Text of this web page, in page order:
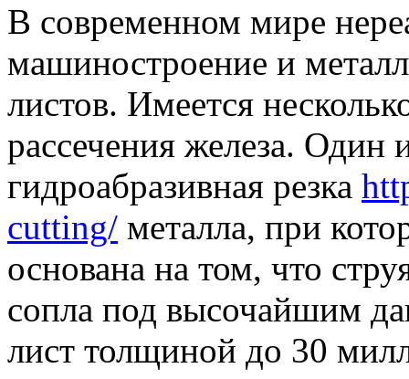
В современном мире
машиностроение и
листов. Имеется
рассечения железа. Один
гидроабразивная резка
cutting/ металла, при
основана на том, что
сопла под высочайшим
лист толщиной до 30